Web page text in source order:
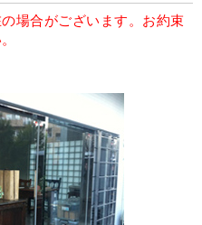
場合がございます。お約束